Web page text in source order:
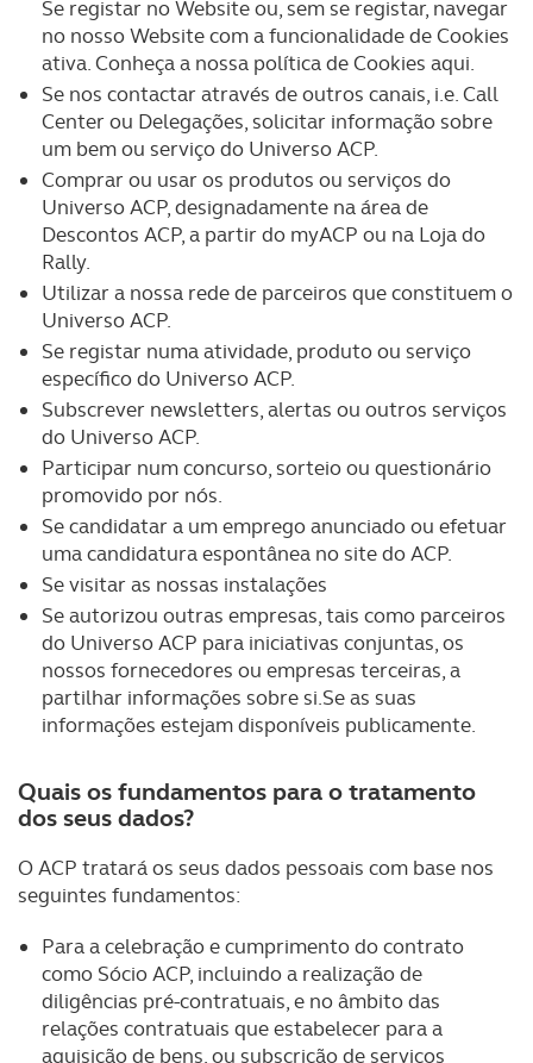
Se registar no Website ou, sem se registar, navegar
no nosso Website com a funcionalidade de Cookies
ativa. Conheça a nossa política de Cookies aqui.
Se nos contactar através de outros canais, i.e. Call
Center ou Delegações, solicitar informação sobre
um bem ou serviço do Universo ACP.
Comprar ou usar os produtos ou serviços do
Universo ACP, designadamente na área de
Descontos ACP, a partir do myACP ou na Loja do
Rally.
Utilizar a nossa rede de parceiros que constituem o
Universo ACP.
Se registar numa atividade, produto ou serviço
específico do Universo ACP.
Subscrever newsletters, alertas ou outros serviços
do Universo ACP.
Participar num concurso, sorteio ou questionário
promovido por nós.
Se candidatar a um emprego anunciado ou efetuar
uma candidatura espontânea no site do ACP.
Se visitar as nossas instalações
Se autorizou outras empresas, tais como parceiros
do Universo ACP para iniciativas conjuntas, os
nossos fornecedores ou empresas terceiras, a
partilhar informações sobre si.Se as suas
informações estejam disponíveis publicamente.
Quais os fundamentos para o tratamento
dos seus dados?
O ACP tratará os seus dados pessoais com base nos
seguintes fundamentos:
Para a celebração e cumprimento do contrato
como Sócio ACP, incluindo a realização de
diligências pré-contratuais, e no âmbito das
relações contratuais que estabelecer para a
aquisição de bens, ou subscrição de serviços